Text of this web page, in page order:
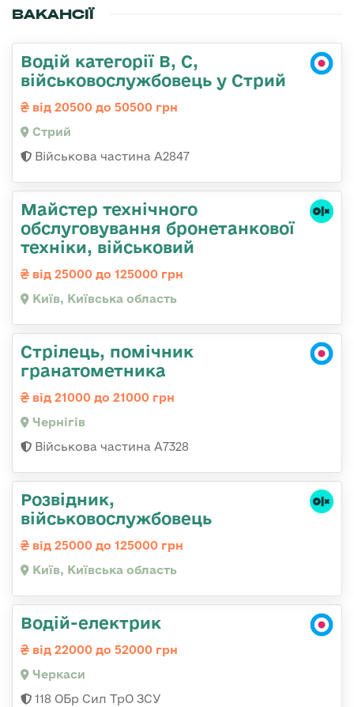
ВАКАНСІЇ
Водій категорії B, C,
військовослужбовець у Стрий
від 20500 до 50500 грн
Стрий
Військова частина А2847
Майстер технічного
обслуговування бронетанкової
техніки, військовий
від 25000 до 125000 грн
Київ, Київська область
Стрілець, помічник
гранатометника
від 21000 до 21000 грн
Чернігів
Військова частина А7328
Розвідник,
військовослужбовець
від 25000 до 125000 грн
Київ, Київська область
Водій-електрик
від 22000 до 52000 грн
Черкаси
118 ОБр Сил ТрО ЗСУ